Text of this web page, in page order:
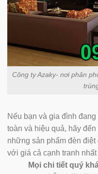
Công ty Azaky- nơi phân
Nếu bạn và gia đình
toàn và hiệu quả, hãy
những sản phẩm đèn
với giá cả cạnh tranh
Mọi chi tiết quý